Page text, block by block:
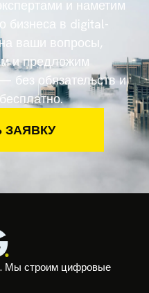
и наметим
бизнеса в digital-
ваши вопросы,
и предложим
без обязательств и
ЗАЯВКУ
Мы строим цифровые